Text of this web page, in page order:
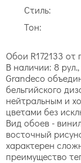
Стиль:
Тон:
Обои R172133 от
В наличии: 8
Grandeco
бельгийского
нейтральным и
цветами без
Вид обоев -
восточный
характерен
преимущество